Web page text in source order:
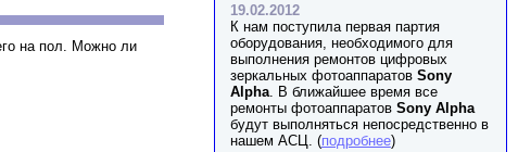
на пол. Можно ли
19.02.2012
К нам поступила первая партия
оборудования, необходимого для
выполнения ремонтов цифровых
зеркальных фотоаппаратов Sony
Alpha. В ближайшее время все
ремонты фотоаппаратов Sony Alpha
будут выполняться непосредственно в
нашем АСЦ. (подробнее)